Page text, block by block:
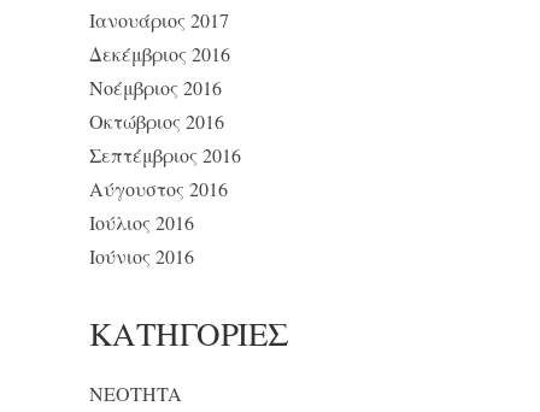
Ιανουάριος 2017
Δεκέμβριος 2016
Νοέμβριος 2016
Οκτώβριος 2016
Σεπτέμβριος 2016
Αύγουστος 2016
Ιούλιος 2016
Ιούνιος 2016
KΑΤΗΓΟΡΊΕΣ
NEOTHTA